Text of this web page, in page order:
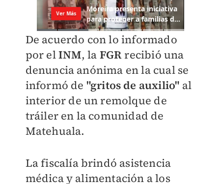
De acuerdo con lo informado
por elINM, la FGRrecibió una
denuncia anónima en la cual se
informó de "gritos de auxilio" al
interior de un remolque de
tráiler en la comunidad de
Matehuala.
La fiscalía brindó asistencia
médica y alimentación a los